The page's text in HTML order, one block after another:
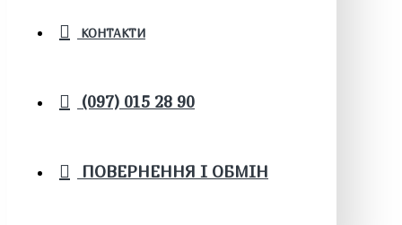
КОНТАКТИ
(097) 015 28 90
ПОВЕРНЕННЯ І ОБМІН